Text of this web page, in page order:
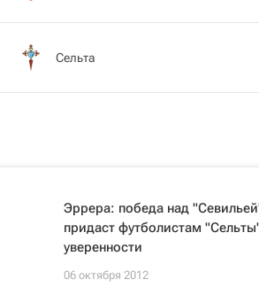
Сельта
Эррера: победа над
придаст футболистам
уверенности
06 октября 2012